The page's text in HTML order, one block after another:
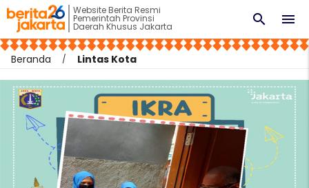
Website Berita Resmi
Pemerintah Provinsi
Daerah Khusus Jakarta menu
search
Beranda Lintas Kota